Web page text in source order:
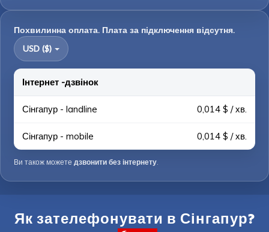
Похвилинна оплата. Плата за підключення відсутня.
USD ($)
Інтернет -дзвінок
Сінгапур - landline 0,014 $ / хв.
Сінгапур - mobile 0,014 $ / хв.
Ви також можете дзвонити без інтернету.
Як зателефонувати в Сінгапур?